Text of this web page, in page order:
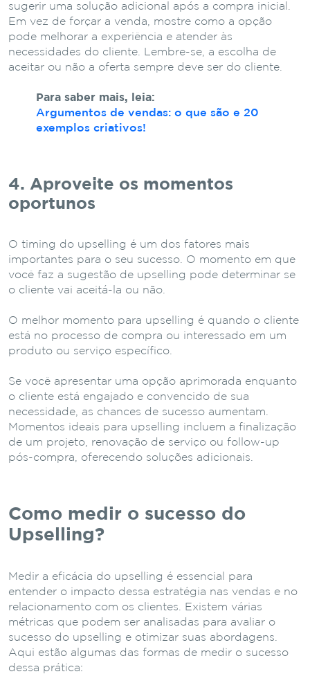
sugerir uma solução adicional após a compra inicial.
Em vez de forçar a venda, mostre como a opção
pode melhorar a experiência e atender às
necessidades do cliente. Lembre-se, a escolha de
aceitar ou não a oferta sempre deve ser do cliente.
Para saber mais, leia:
Argumentos de vendas: o que são e 20
exemplos criativos!
4. Aproveite os momentos
oportunos
O timing do upselling é um dos fatores mais
importantes para o seu sucesso. O momento em que
você faz a sugestão de upselling pode determinar se
o cliente vai aceitá-la ou não.
O melhor momento para upselling é quando o cliente
está no processo de compra ou interessado em um
produto ou serviço específico.
Se você apresentar uma opção aprimorada enquanto
o cliente está engajado e convencido de sua
necessidade, as chances de sucesso aumentam.
Momentos ideais para upselling incluem a finalização
de um projeto, renovação de serviço ou follow-up
pós-compra, oferecendo soluções adicionais.
Como medir o sucesso do
Upselling?
Medir a eficácia do upselling é essencial para
entender o impacto dessa estratégia nas vendas e no
relacionamento com os clientes. Existem várias
métricas que podem ser analisadas para avaliar o
sucesso do upselling e otimizar suas abordagens.
Aqui estão algumas das formas de medir o sucesso
dessa prática: